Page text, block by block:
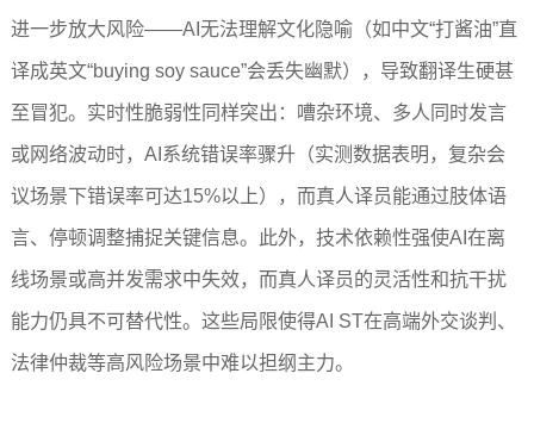
进一步放大风险——AI无法理解文化隐喻（如中文“打酱油”直
译成英文“buying soy sauce”会丢失幽默），导致翻译生硬甚
至冒犯。实时性脆弱性同样突出：嘈杂环境、多人同时发言
或网络波动时，AI系统错误率骤升（实测数据表明，复杂会
议场景下错误率可达15%以上），而真人译员能通过肢体语
言、停顿调整捕捉关键信息。此外，技术依赖性强使AI在离
线场景或高并发需求中失效，而真人译员的灵活性和抗干扰
能力仍具不可替代性。这些局限使得AI ST在高端外交谈判、
法律仲裁等高风险场景中难以担纲主力。